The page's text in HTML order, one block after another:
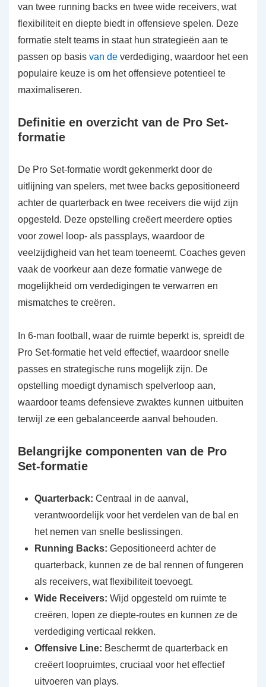
van twee running backs en twee wide receivers, wat
flexibiliteit en diepte biedt in offensieve spelen. Deze
formatie stelt teams in staat hun strategieën aan te
passen op basis van de verdediging, waardoor het een
populaire keuze is om het offensieve potentieel te
maximaliseren.
Definitie en overzicht van de Pro Set-
formatie
De Pro Set-formatie wordt gekenmerkt door de
uitlijning van spelers, met twee backs gepositioneerd
achter de quarterback en twee receivers die wijd zijn
opgesteld. Deze opstelling creëert meerdere opties
voor zowel loop- als passplays, waardoor de
veelzijdigheid van het team toeneemt. Coaches geven
vaak de voorkeur aan deze formatie vanwege de
mogelijkheid om verdedigingen te verwarren en
mismatches te creëren.
In 6-man football, waar de ruimte beperkt is, spreidt de
Pro Set-formatie het veld effectief, waardoor snelle
passes en strategische runs mogelijk zijn. De
opstelling moedigt dynamisch spelverloop aan,
waardoor teams defensieve zwaktes kunnen uitbuiten
terwijl ze een gebalanceerde aanval behouden.
Belangrijke componenten van de Pro
Set-formatie
Quarterback: Centraal in de aanval,
verantwoordelijk voor het verdelen van de bal en
het nemen van snelle beslissingen.
Running Backs: Gepositioneerd achter de
quarterback, kunnen ze de bal rennen of fungeren
als receivers, wat flexibiliteit toevoegt.
Wide Receivers: Wijd opgesteld om ruimte te
creëren, lopen ze diepte-routes en kunnen ze de
verdediging verticaal rekken.
Offensive Line: Beschermt de quarterback en
creëert loopruimtes, cruciaal voor het effectief
uitvoeren van plays.